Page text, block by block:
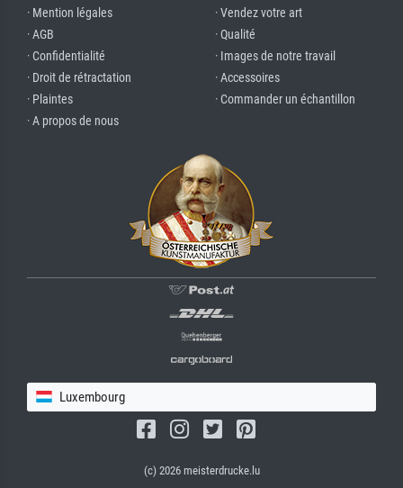
· Mention légales
· AGB
· Confidentialité
· Droit de rétractation
· Plaintes
· A propos de nous
· Vendez votre art
· Qualité
· Images de notre travail
· Accessoires
· Commander un échantillon
Luxembourg
(c) 2026 meisterdrucke.lu